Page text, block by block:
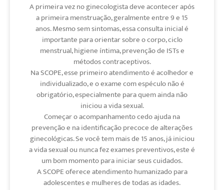
A primeira vez no ginecologista deve acontecer após
a primeira menstruação, geralmente entre 9 e 15
anos. Mesmo sem sintomas, essa consulta inicial é
importante para orientar sobre o corpo, ciclo
menstrual, higiene íntima, prevenção de ISTs e
métodos contraceptivos.
Na SCOPE, esse primeiro atendimento é acolhedor e
individualizado, e o exame com espéculo não é
obrigatório, especialmente para quem ainda não
iniciou a vida sexual.
Começar o acompanhamento cedo ajuda na
prevenção e na identificação precoce de alterações
ginecológicas. Se você tem mais de 15 anos, já iniciou
a vida sexual ou nunca fez exames preventivos, este é
um bom momento para iniciar seus cuidados.
A SCOPE oferece atendimento humanizado para
adolescentes e mulheres de todas as idades.